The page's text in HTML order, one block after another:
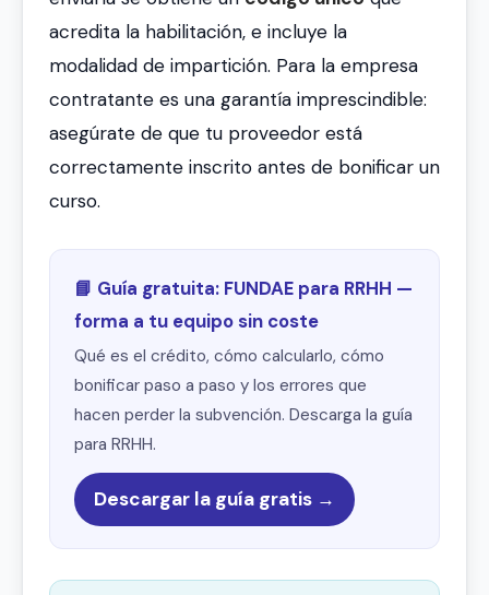
acredita la habilitación, e incluye la
modalidad de impartición. Para la empresa
contratante es una garantía imprescindible:
asegúrate de que tu proveedor está
correctamente inscrito antes de bonificar un
curso.
📘 Guía gratuita: FUNDAE para RRHH —
forma a tu equipo sin coste
Qué es el crédito, cómo calcularlo, cómo
bonificar paso a paso y los errores que
hacen perder la subvención. Descarga la guía
para RRHH.
Descargar la guía gratis →